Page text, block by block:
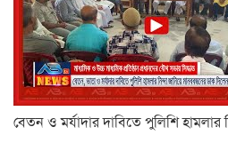
বেতন ও মর্যাদার দাবিতে পুলিশি হামলার